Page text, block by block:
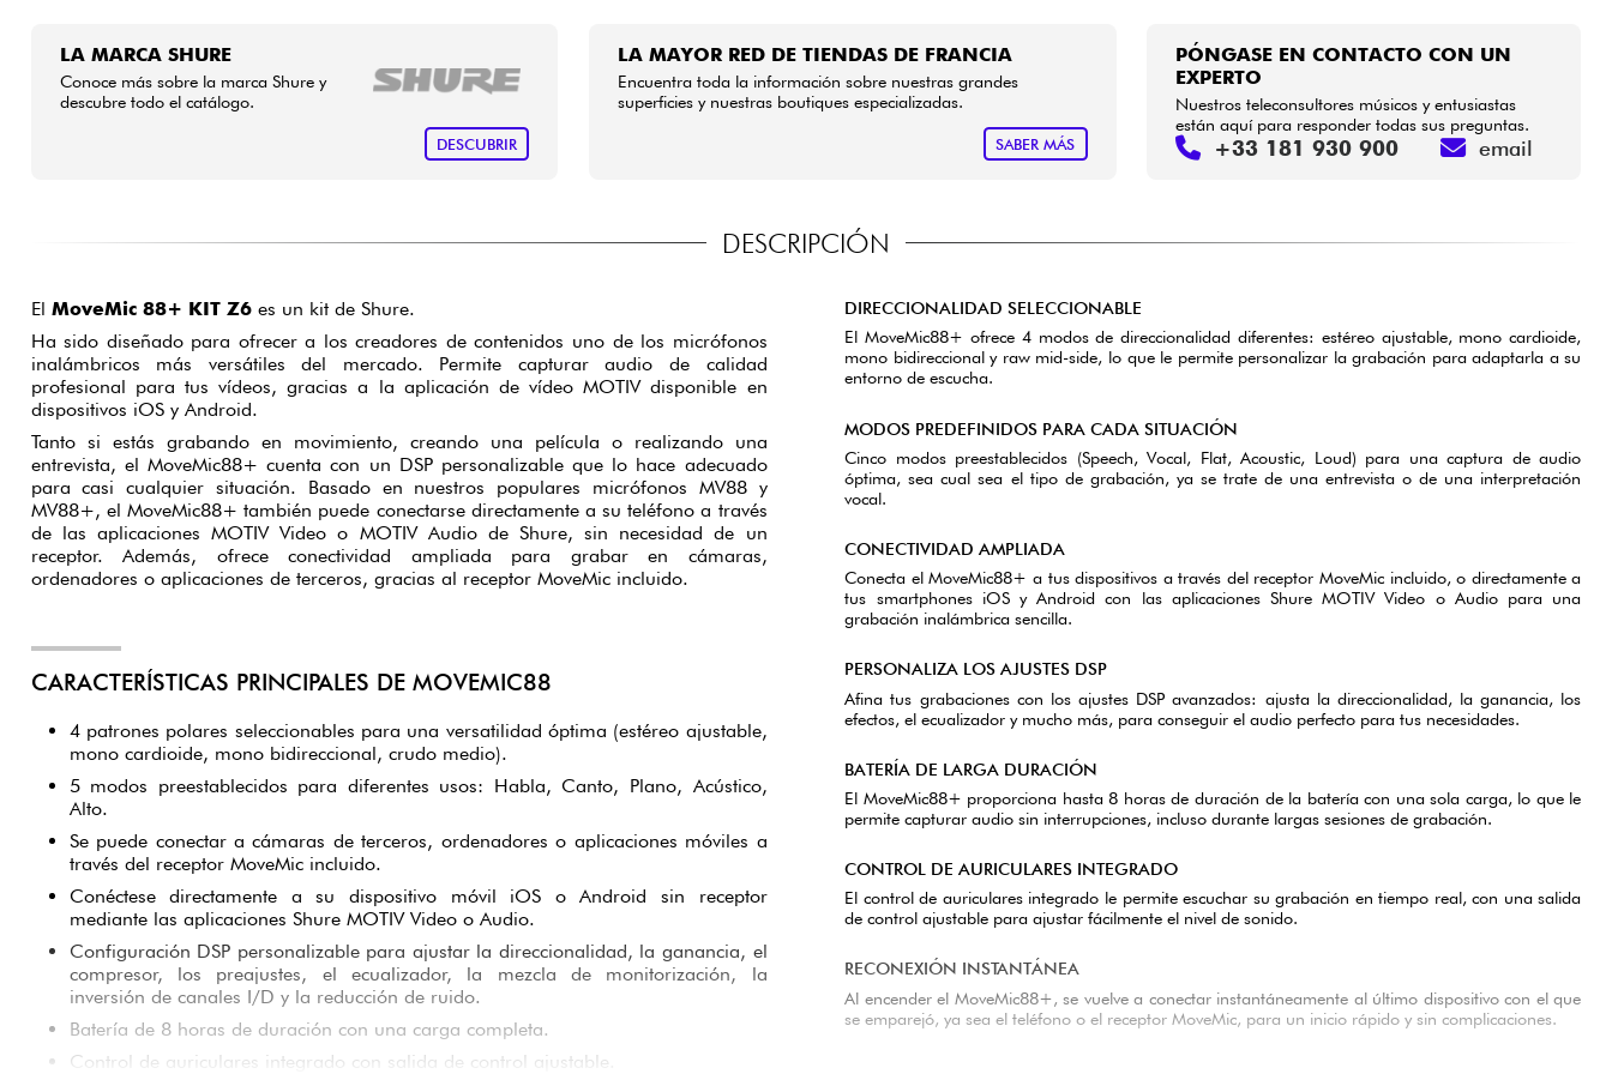
LA MARCA SHURE
Conoce más sobre la marca Shure y
descubre todo el catálogo.
DESCUBRIR
LA MAYOR RED DE TIENDAS DE FRANCIA
Encuentra toda la información sobre nuestras grandes
superficies y nuestras boutiques especializadas.
SABER MÁS
PÓNGASE EN CONTACTO CON UN
EXPERTO
Nuestros teleconsultores músicos y entusiastas
están aquí para responder todas sus preguntas.
+33 181 930 900 email
DESCRIPCIÓN
El MoveMic 88+ KIT Z6es un kit de Shure.
Ha sido diseñado para ofrecer a los creadores de contenidos uno de los micrófonos
inalámbricos más versátiles del mercado. Permite capturar audio de calidad
profesional para tus vídeos, gracias a la aplicación de vídeo MOTIV disponible en
dispositivos iOS y Android.
Tanto si estás grabando en movimiento, creando una película o realizando una
entrevista, el MoveMic88+ cuenta con un DSP personalizable que lo hace adecuado
para casi cualquier situación. Basado en nuestros populares micrófonos MV88 y
MV88+, el MoveMic88+ también puede conectarse directamente a su teléfono a través
de las aplicaciones MOTIV Video o MOTIV Audio de Shure, sin necesidad de un
receptor. Además, ofrece conectividad ampliada para grabar en cámaras,
ordenadores o aplicaciones de terceros, gracias al receptor MoveMic incluido.
CARACTERÍSTICAS PRINCIPALES DE MOVEMIC88
4 patrones polares seleccionables para una versatilidad óptima (estéreo ajustable,
mono cardioide, mono bidireccional, crudo medio).
5 modos preestablecidos para diferentes usos: Habla, Canto, Plano, Acústico,
Alto.
Se puede conectar a cámaras de terceros, ordenadores o aplicaciones móviles a
través del receptor MoveMic incluido.
Conéctese directamente a su dispositivo móvil iOS o Android sin receptor
mediante las aplicaciones Shure MOTIV Video o Audio.
Configuración DSP personalizable para ajustar la direccionalidad, la ganancia, el
compresor, los preajustes, el ecualizador, la mezcla de monitorización, la
inversión de canales I/D y la reducción de ruido.
Batería de 8 horas de duración con una carga completa.
Control de auriculares integrado con salida de control ajustable.
DIRECCIONALIDAD SELECCIONABLE
El MoveMic88+ ofrece 4 modos de direccionalidad diferentes: estéreo ajustable, mono cardioide,
mono bidireccional y raw mid-side, lo que le permite personalizar la grabación para adaptarla a su
entorno de escucha.
MODOS PREDEFINIDOS PARA CADA SITUACIÓN
Cinco modos preestablecidos (Speech, Vocal, Flat, Acoustic, Loud) para una captura de audio
óptima, sea cual sea el tipo de grabación, ya se trate de una entrevista o de una interpretación
vocal.
CONECTIVIDAD AMPLIADA
Conecta el MoveMic88+ a tus dispositivos a través del receptor MoveMic incluido, o directamente a
tus smartphones iOS y Android con las aplicaciones Shure MOTIV Video o Audio para una
grabación inalámbrica sencilla.
PERSONALIZA LOS AJUSTES DSP
Afina tus grabaciones con los ajustes DSP avanzados: ajusta la direccionalidad, la ganancia, los
efectos, el ecualizador y mucho más, para conseguir el audio perfecto para tus necesidades.
BATERÍA DE LARGA DURACIÓN
El MoveMic88+ proporciona hasta 8 horas de duración de la batería con una sola carga, lo que le
permite capturar audio sin interrupciones, incluso durante largas sesiones de grabación.
CONTROL DE AURICULARES INTEGRADO
El control de auriculares integrado le permite escuchar su grabación en tiempo real, con una salida
de control ajustable para ajustar fácilmente el nivel de sonido.
RECONEXIÓN INSTANTÁNEA
Al encender el MoveMic88+, se vuelve a conectar instantáneamente al último dispositivo con el que
se emparejó, ya sea el teléfono o el receptor MoveMic, para un inicio rápido y sin complicaciones.